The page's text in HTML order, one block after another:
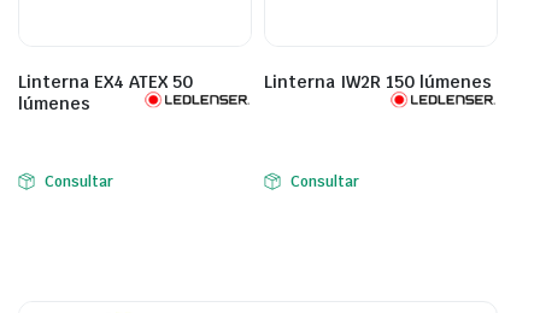
Linterna EX4 ATEX 50
lúmenes
Consultar
Linterna IW2R 150 lúmenes
Consultar